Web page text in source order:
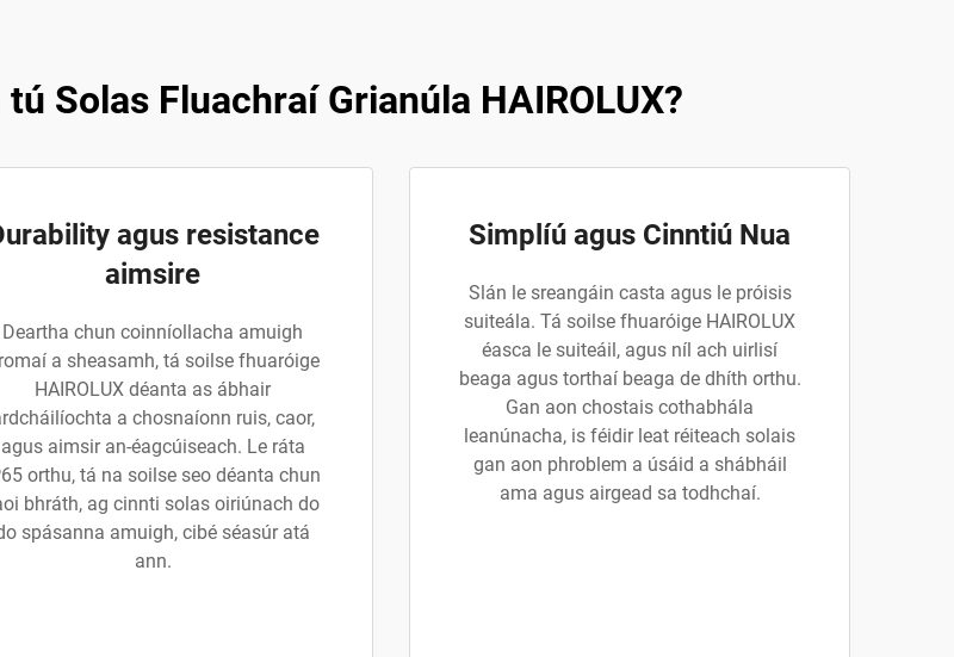
Solas Fluachraí Grianúla HAIROLUX?
agus resistance
aimsire
Deartha chun coinníollacha amuigh
a sheasamh, tá soilse fhuaróige
HAIROLUX déanta as ábhair
a chosnaíonn ruis, caor,
agus aimsir an-éagcúiseach. Le ráta
orthu, tá na soilse seo déanta chun
bhráth, ag cinnti solas oiriúnach do
spásanna amuigh, cibé séasúr atá
ann.
Simplíú agus Cinntiú Nua
Slán le sreangáin casta agus le próisis
suiteála. Tá soilse fhuaróige HAIROLUX
éasca le suiteáil, agus níl ach uirlisí
beaga agus torthaí beaga de dhíth orthu.
Gan aon chostais cothabhála
leanúnacha, is féidir leat réiteach solais
gan aon phroblem a úsáid a shábháil
ama agus airgead sa todhchaí.